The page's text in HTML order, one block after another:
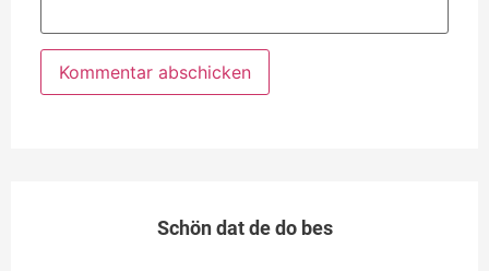
Schön dat de do bes